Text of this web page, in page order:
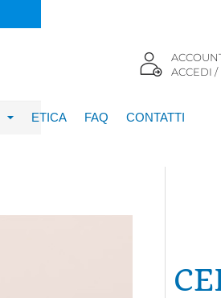
ACCEDI /
ETICA FAQ CONTATTI